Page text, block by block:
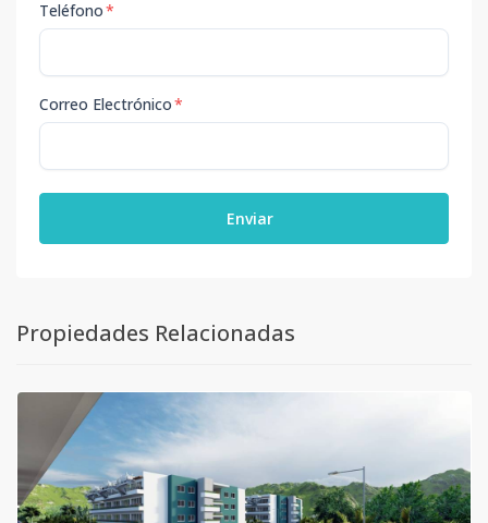
Teléfono*
Correo Electrónico*
Enviar
Propiedades Relacionadas